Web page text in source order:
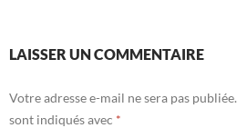
LAISSER UN COMMENTAIRE
Votre adresse e-mail ne sera pas publiée.
sont indiqués avec *